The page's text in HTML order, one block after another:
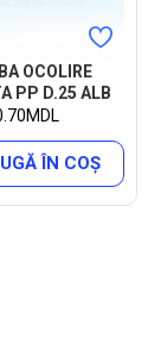
OCOLIRE
PP D.25 ALB
ÎN COŞ